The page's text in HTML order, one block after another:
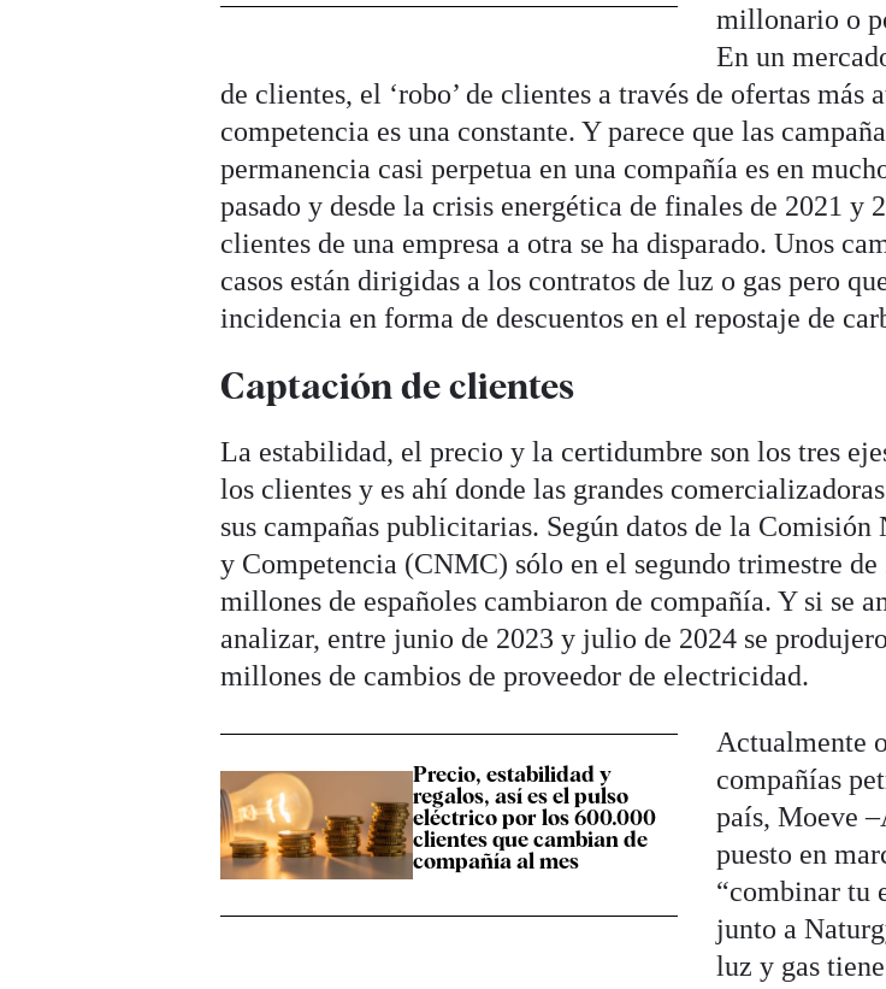
millonario o
En un
de clientes, el ‘robo’ de clientes a través de ofertas más
competencia es una constante. Y parece que las
permanencia casi perpetua en una compañía es en
pasado y desde la crisis energética de finales de 2021 y
clientes de una empresa a otra se ha disparado. Unos
casos están dirigidas a los contratos de luz o gas pero
incidencia en forma de descuentos en el repostaje de
Captación de clientes
La estabilidad, el precio y la certidumbre son los tres
los clientes y es ahí donde las grandes
sus campañas publicitarias. Según datos de la
y Competencia (CNMC) sólo en el segundo trimestre de
millones de españoles cambiaron de compañía. Y si se
analizar, entre junio de 2023 y julio de 2024 se
millones de cambios de proveedor de electricidad.
Precio, estabilidad y
regalos, así es el pulso
eléctrico por los 600.000
clientes que cambian de
compañía al mes
Actualmente
compañías
país, Moeve
puesto en
“combinar tu
junto a
luz y gas